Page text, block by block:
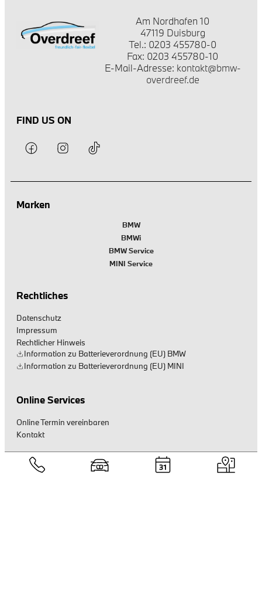
Am Nordhafen 10
47119 Duisburg
Tel.: 0203 455780-0
Fax: 0203 455780-10
E-Mail-Adresse: kontakt@bmw-
overdreef.de
FIND US ON
Marken
BMW
BMWi
BMW Service
MINI Service
Rechtliches
Datenschutz
Impressum
Rechtlicher Hinweis
Information zu Batterieverordnung (EU) BMW
Information zu Batterieverordnung (EU) MINI
Online Services
Online Termin vereinbaren
Kontakt